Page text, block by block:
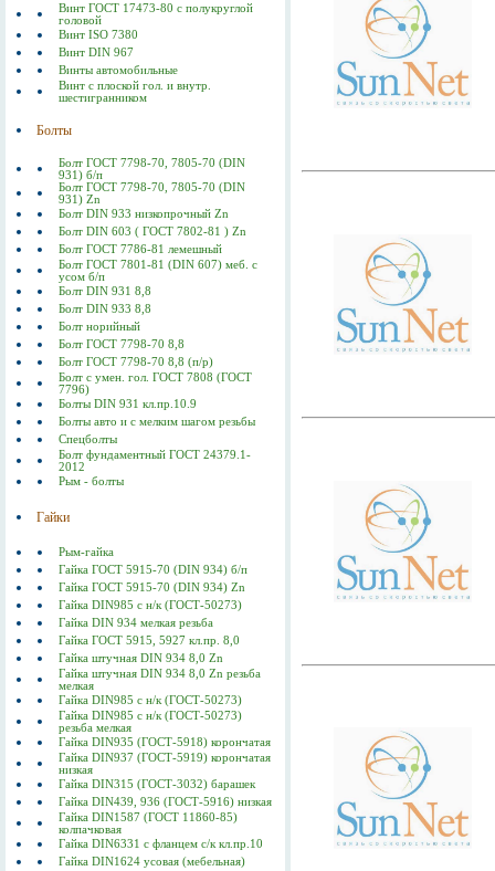
Винт ГОСТ 17473-80 c полукруглой
головой
Винт ISO 7380
Винт DIN 967
Винты автомобильные
Винт с плоской гол. и внутр.
шестигранником
Болты
Болт ГОСТ 7798-70, 7805-70 (DIN
931) б/п
Болт ГОСТ 7798-70, 7805-70 (DIN
931) Zn
Болт DIN 933 низкопрочный Zn
Болт DIN 603 ( ГОСТ 7802-81 ) Zn
Болт ГОСТ 7786-81 лемешный
Болт ГОСТ 7801-81 (DIN 607) меб. с
усом б/п
Болт DIN 931 8,8
Болт DIN 933 8,8
Болт норийный
Болт ГОСТ 7798-70 8,8
Болт ГОСТ 7798-70 8,8 (п/р)
Болт с умен. гол. ГОСТ 7808 (ГОСТ
7796)
Болты DIN 931 кл.пр.10.9
Болты авто и с мелким шагом резьбы
Спецболты
Болт фундаментный ГОСТ 24379.1-
2012
Рым - болты
Гайки
Рым-гайка
Гайка ГОСТ 5915-70 (DIN 934) б/п
Гайка ГОСТ 5915-70 (DIN 934) Zn
Гайка DIN985 с н/к (ГОСТ-50273)
Гайка DIN 934 мелкая резьба
Гайка ГОСТ 5915, 5927 кл.пр. 8,0
Гайка штучная DIN 934 8,0 Zn
Гайка штучная DIN 934 8,0 Zn резьба
мелкая
Гайка DIN985 с н/к (ГОСТ-50273)
Гайка DIN985 с н/к (ГОСТ-50273)
резьба мелкая
Гайка DIN935 (ГОСТ-5918) корончатая
Гайка DIN937 (ГОСТ-5919) корончатая
низкая
Гайка DIN315 (ГОСТ-3032) барашек
Гайка DIN439, 936 (ГОСТ-5916) низкая
Гайка DIN1587 (ГОСТ 11860-85)
колпачковая
Гайка DIN6331 с фланцем с/к кл.пр.10
Гайка DIN1624 усовая (мебельная)